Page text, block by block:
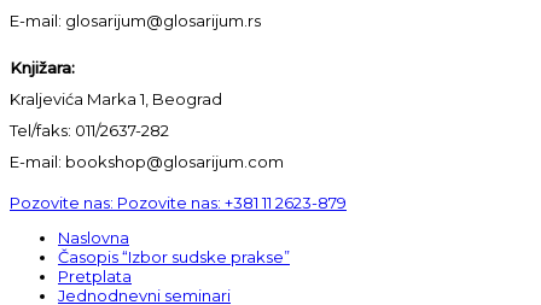
E-mail: glosarijum@glosarijum.rs
Knjižara:
Kraljevića Marka 1, Beograd
Tel/faks: 011/2637-282
E-mail: bookshop@glosarijum.com
Pozovite nas: Pozovite nas: +381 11 2623-879
Naslovna
Časopis “Izbor sudske prakse”
Pretplata
Jednodnevni seminari